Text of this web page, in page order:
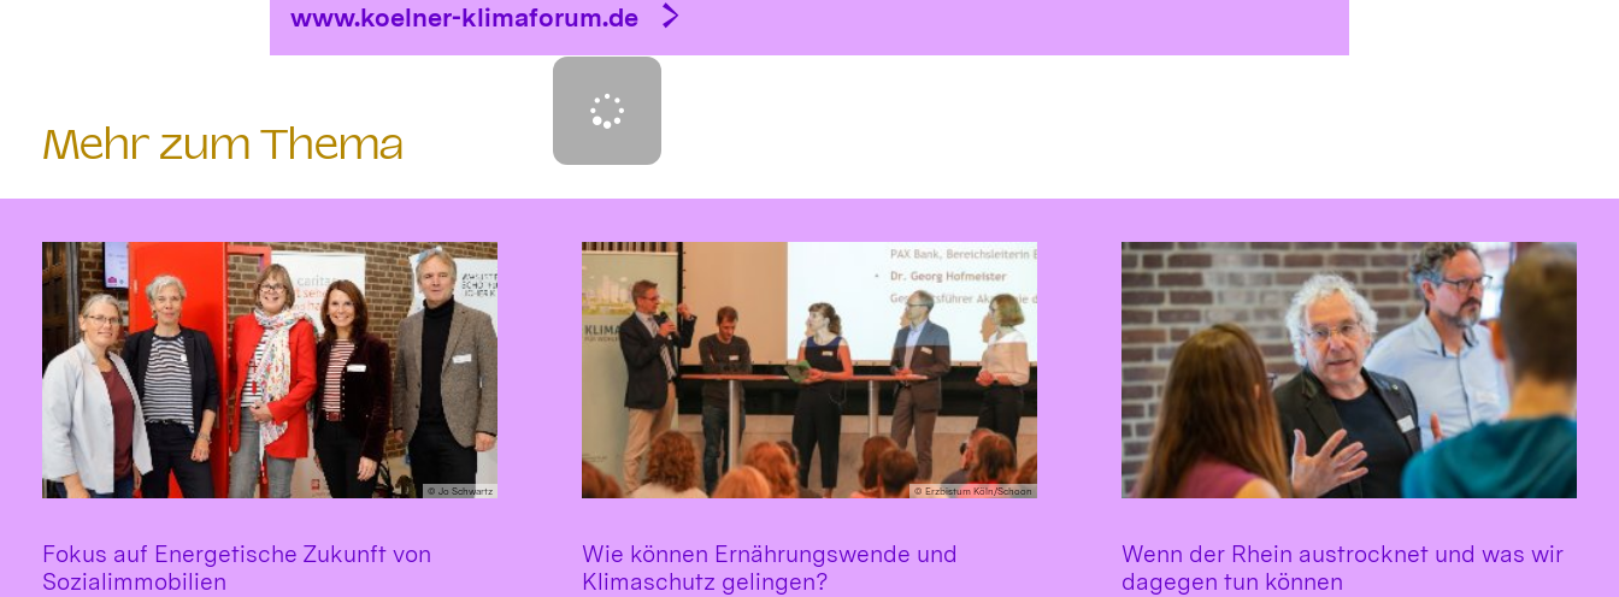
www.koelner-klimaforum.de
Mehr zum Thema
© Jo Schwartz
Fokus auf Energetische Zukunft von
Sozialimmobilien
© Erzbistum Köln/Schoon
Wie können Ernährungswende und
Klimaschutz gelingen?
Wenn der Rhein austrocknet und was wir
dagegen tun können